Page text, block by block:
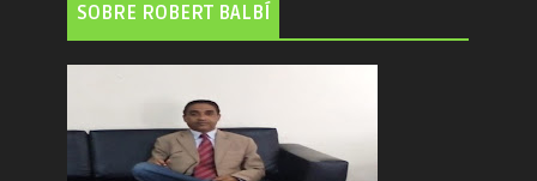
SOBRE ROBERT BALBÍ